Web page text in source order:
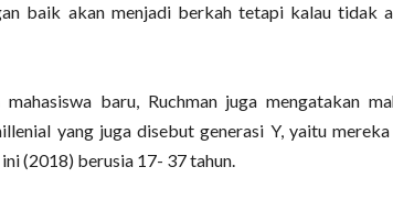
baik akan menjadi berkah tetapi kalau tidak
mahasiswa baru, Ruchman juga mengatakan
yang juga disebut generasi Y, yaitu
(2018) berusia 17- 37 tahun.